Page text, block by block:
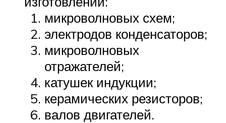
микроволновых схем;
электродов конденсаторов;
микроволновых
отражателей;
катушек индукции;
керамических резисторов;
валов двигателей.